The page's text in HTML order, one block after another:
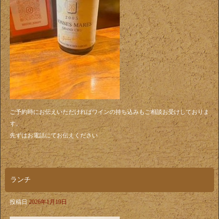
ご予約時にお伝えいただければワインの持ち込みもご相談お受けしておりま
す。
先ずはお電話にてお伝えください
ランチ
投稿日 2026年1月19日